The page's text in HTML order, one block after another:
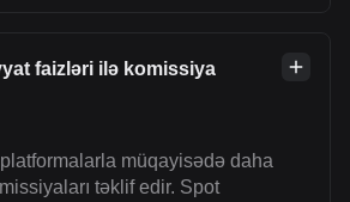
faizləri ilə komissiya
müqayisədə daha
təklif edir. Spot